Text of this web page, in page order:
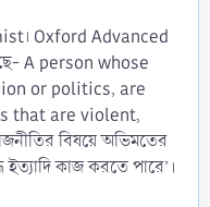
Oxford Advanced
A person whose
or politics, are
that are violent,
বিষয়ে অভিমতের
ইত্যাদি কাজ করতে পারে’।